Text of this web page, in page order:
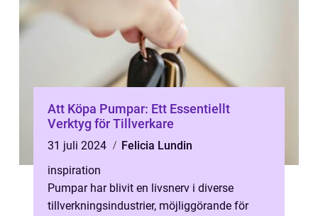
Att Köpa Pumpar: Ett Essentiellt
Verktyg för Tillverkare
31 juli 2024
Felicia Lundin
inspiration
Pumpar har blivit en livsnerv i diverse
tillverkningsindustrier, möjliggörande för